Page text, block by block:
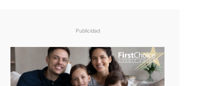
Publicidad